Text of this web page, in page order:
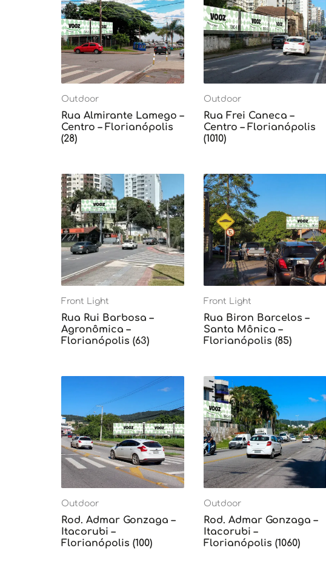
Outdoor
Rua Almirante Lamego –
Centro – Florianópolis
(28)
Outdoor
Rua Frei Caneca –
Centro – Florianópolis
(1010)
Front Light
Rua Rui Barbosa –
Agronômica –
Florianópolis (63)
Front Light
Rua Biron Barcelos –
Santa Mônica –
Florianópolis (85)
Outdoor
Rod. Admar Gonzaga –
Itacorubi –
Florianópolis (100)
Outdoor
Rod. Admar Gonzaga –
Itacorubi –
Florianópolis (1060)